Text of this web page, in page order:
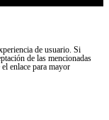
de usuario. Si
de las mencionadas
enlace para mayor